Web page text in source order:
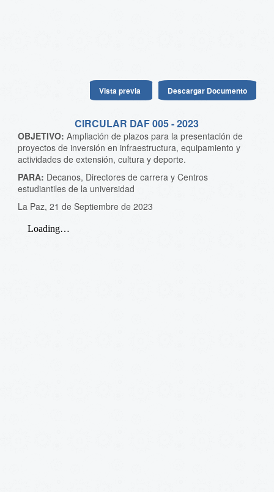
Vista previa Descargar Documento
CIRCULAR DAF 005 - 2023
OBJETIVO: Ampliación de plazos para la presentación de
proyectos de inversión en infraestructura, equipamiento y
actividades de extensión, cultura y deporte.
PARA: Decanos, Directores de carrera y Centros
estudiantiles de la universidad
La Paz, 21 de Septiembre de 2023